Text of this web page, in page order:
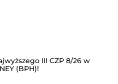
III CZP 8/26 w
(BPH)!